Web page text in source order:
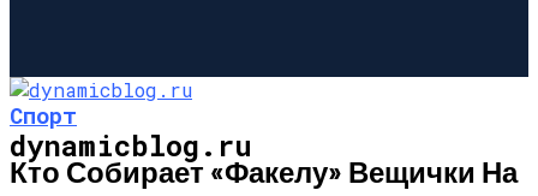
dynamicblog.ru
Спорт
Кто Собирает «Факелу» Вещички На